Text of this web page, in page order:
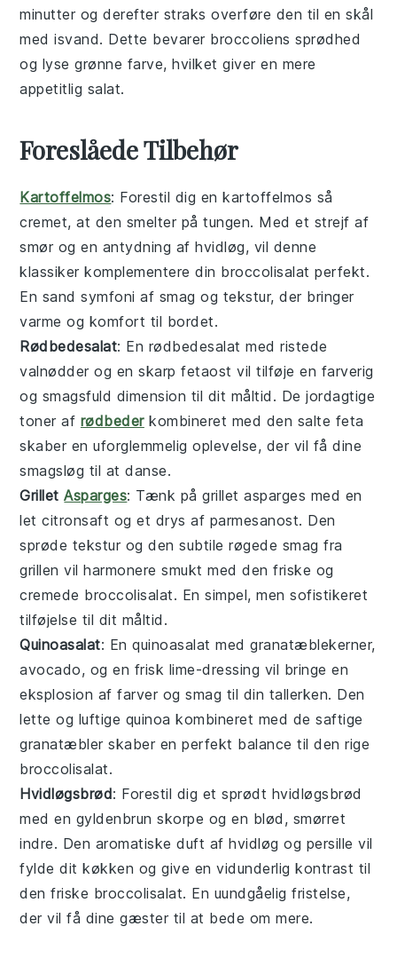
minutter og derefter straks overføre den til en skål
med isvand. Dette bevarer broccoliens sprødhed
og lyse grønne farve, hvilket giver en mere
appetitlig salat.
Foreslåede Tilbehør
Kartoffelmos: Forestil dig enkartoffelmos så
cremet, at den smelter på tungen. Med et strejf af
smør og en antydning af hvidløg, vil denne
klassiker komplementere din broccolisalat perfekt.
En sand symfoni af smag og tekstur, der bringer
varme og komfort til bordet.
Rødbedesalat: En rødbedesalat med ristede
valnødder og en skarpfetaost vil tilføje en farverig
og smagsfuld dimension til dit måltid. De jordagtige
toner af rødbederkombineret med den salte feta
skaber en uforglemmelig oplevelse, der vil få dine
smagsløg til at danse.
GrilletAsparges: Tænk pågrillet asparges med en
let citronsaft og et drys af parmesanost. Den
sprøde tekstur og den subtile røgede smag fra
grillen vil harmonere smukt med den friske og
cremede broccolisalat. En simpel, men sofistikeret
tilføjelse til dit måltid.
Quinoasalat: Enquinoasalat medgranatæblekerner,
avocado, og en frisk lime-dressing vil bringe en
eksplosion af farver og smag til din tallerken. Den
lette og luftige quinoa kombineret med de saftige
granatæbler skaber en perfekt balance til den rige
broccolisalat.
Hvidløgsbrød: Forestil dig et sprødt hvidløgsbrød
med en gyldenbrun skorpe og en blød, smørret
indre. Den aromatiske duft afhvidløg og persille vil
fylde dit køkken og give en vidunderlig kontrast til
den friske broccolisalat. En uundgåelig fristelse,
der vil få dine gæster til at bede om mere.